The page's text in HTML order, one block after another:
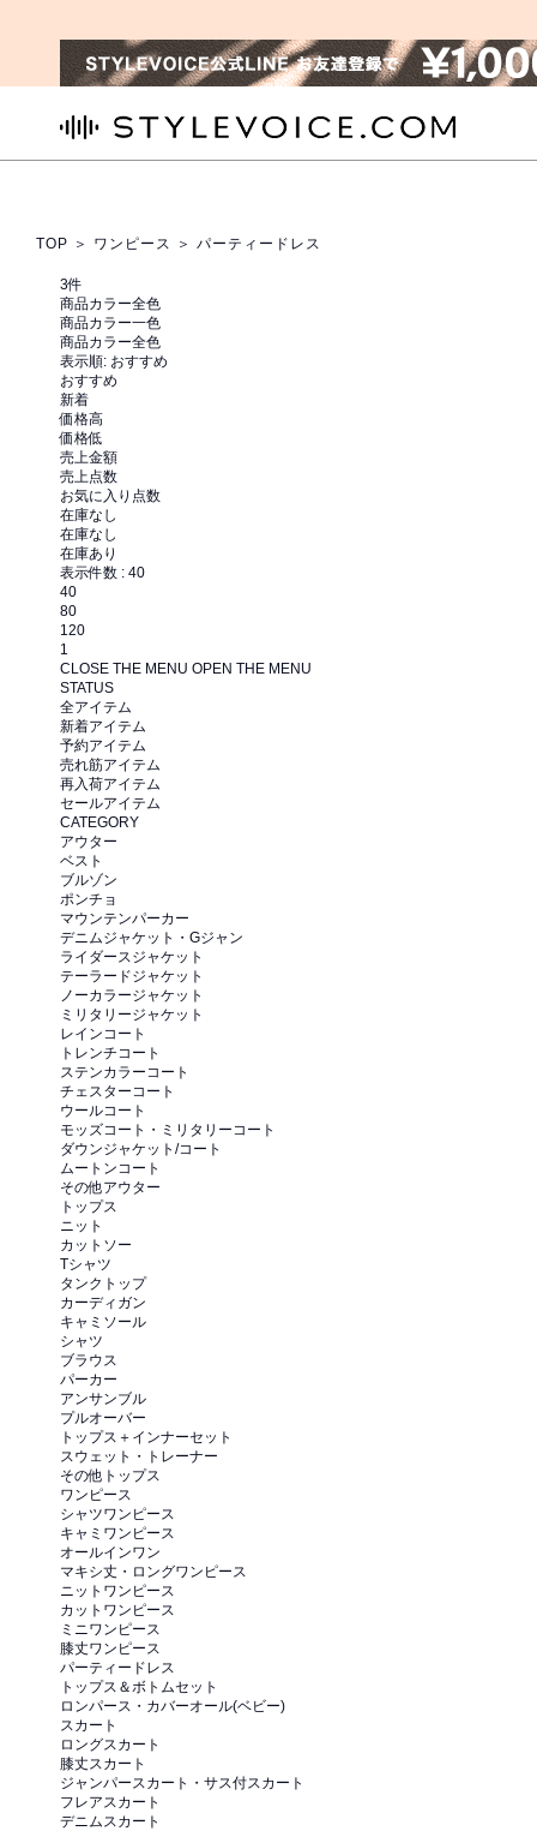
TOP ＞ ワンピース ＞ パーティードレス
3件
商品カラー全色
商品カラー一色
商品カラー全色
表示順: おすすめ
おすすめ
新着
価格高
価格低
売上金額
売上点数
お気に入り点数
在庫なし
在庫なし
在庫あり
表示件数 : 40
40
80
120
1
CLOSE THE MENU OPEN THE MENU
STATUS
全アイテム
新着アイテム
予約アイテム
売れ筋アイテム
再入荷アイテム
セールアイテム
CATEGORY
アウター
ベスト
ブルゾン
ポンチョ
マウンテンパーカー
デニムジャケット・Gジャン
ライダースジャケット
テーラードジャケット
ノーカラージャケット
ミリタリージャケット
レインコート
トレンチコート
ステンカラーコート
チェスターコート
ウールコート
モッズコート・ミリタリーコート
ダウンジャケット/コート
ムートンコート
その他アウター
トップス
ニット
カットソー
Tシャツ
タンクトップ
カーディガン
キャミソール
シャツ
ブラウス
パーカー
アンサンブル
プルオーバー
トップス＋インナーセット
スウェット・トレーナー
その他トップス
ワンピース
シャツワンピース
キャミワンピース
オールインワン
マキシ丈・ロングワンピース
ニットワンピース
カットワンピース
ミニワンピース
膝丈ワンピース
パーティードレス
トップス＆ボトムセット
ロンパース・カバーオール(ベビー)
スカート
ロングスカート
膝丈スカート
ジャンパースカート・サス付スカート
フレアスカート
デニムスカート